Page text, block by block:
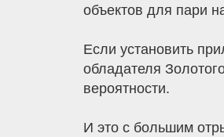
объектов для пари
Если установить
обладателя
вероятности.
И это с большим